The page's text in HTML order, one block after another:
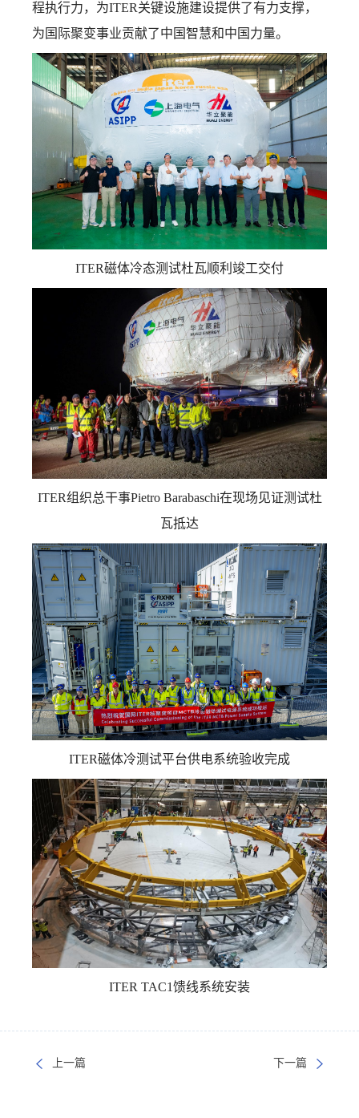
程执行力，为ITER关键设施建设提供了有力支撑，
为国际聚变事业贡献了中国智慧和中国力量。
ITER磁体冷态测试杜瓦顺利竣工交付
ITER组织总干事Pietro Barabaschi在现场见证测试杜
瓦抵达
ITER磁体冷测试平台供电系统验收完成
ITER TAC1馈线系统安装
上一篇 下一篇